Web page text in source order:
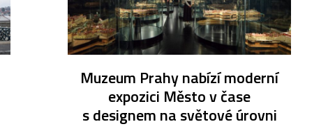
Muzeum Prahy nabízí moderní
expozici Město v čase
s designem na světové úrovni